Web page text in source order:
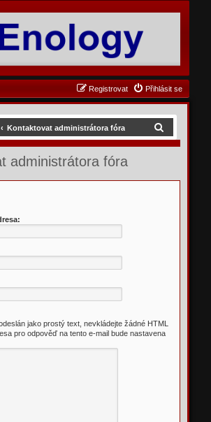
Přihlásit se
Registrovat
Kontaktovat administrátora fóra
administrátora fóra
jako prostý text, nevkládejte žádné HTML
pro odpověď na tento e-mail bude nastavena